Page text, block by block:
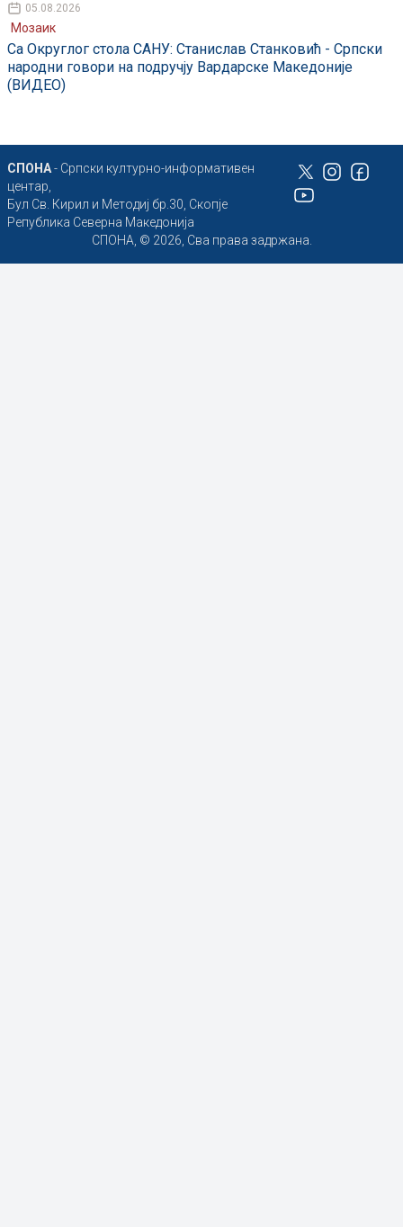
05.08.2026
Мозаик
Са Округлог стола САНУ: Станислав Станковић - Српски
народни говори на подручју Вардарске Македоније
(ВИДЕО)
СПОНА- Српски културно-информативен
центар,
Бул Св. Кирил и Методиј бр.30, Скопје
Република Северна Македонија
СПОНА, © 2026, Сва права задржана.